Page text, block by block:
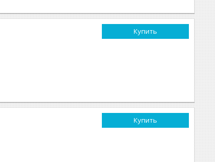
Купить
Купить